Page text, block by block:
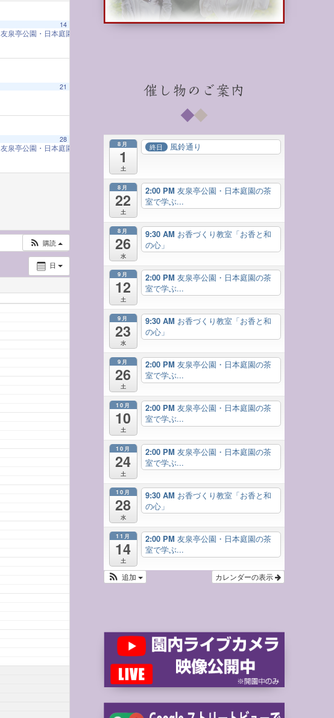
14
友泉亭公園・日本庭園の茶室で学ぶ子ども将棋教室
21
28
友泉亭公園・日本庭園の茶室で学ぶ子ども将棋教室 2:00 PM
購読
日
催し物のご案内
8月
1
土
終日 風鈴通り
8月
22
土
2:00 PM 友泉亭公園・日本庭園の茶
室で学ぶ...
8月
26
水
9:30 AM お香づくり教室「お香と和
の心」
9月
12
土
2:00 PM 友泉亭公園・日本庭園の茶
室で学ぶ...
9月
23
水
9:30 AM お香づくり教室「お香と和
の心」
9月
26
土
2:00 PM 友泉亭公園・日本庭園の茶
室で学ぶ...
10月
10
土
2:00 PM 友泉亭公園・日本庭園の茶
室で学ぶ...
10月
24
土
2:00 PM 友泉亭公園・日本庭園の茶
室で学ぶ...
10月
28
水
9:30 AM お香づくり教室「お香と和
の心」
11月
14
土
2:00 PM 友泉亭公園・日本庭園の茶
室で学ぶ...
カレンダーの表示
追加